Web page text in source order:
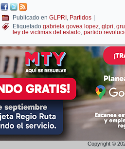
Publicado en GLPRI , Partidos
Etiquetado gabriela govea lopez, glpri,
ley de victimas del estado, partido
Copyright ©